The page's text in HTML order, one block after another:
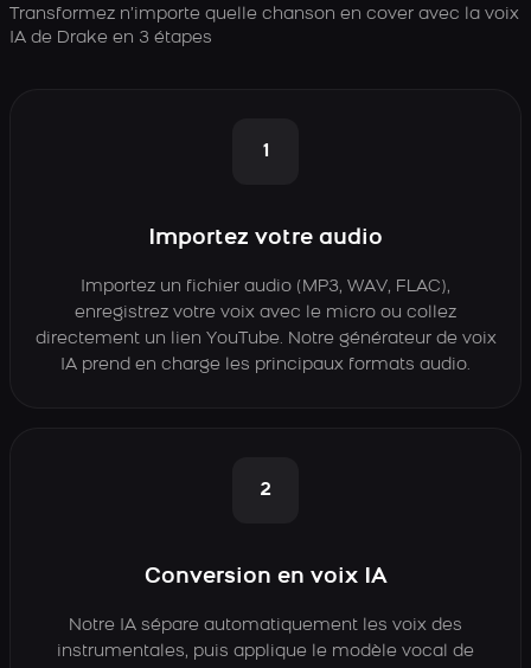
Transformez n’importe quelle chanson en cover avec la voix
IA de Drake en 3 étapes
1
Importez votre audio
Importez un fichier audio (MP3, WAV, FLAC),
enregistrez votre voix avec le micro ou collez
directement un lien YouTube. Notre générateur de voix
IA prend en charge les principaux formats audio.
2
Conversion en voix IA
Notre IA sépare automatiquement les voix des
instrumentales, puis applique le modèle vocal de